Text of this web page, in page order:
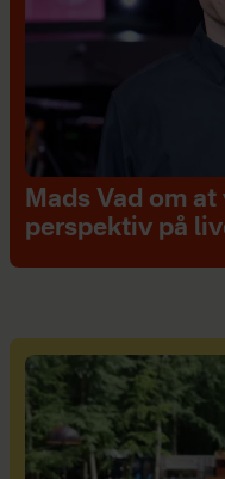
Mads Vad om
perspektiv på